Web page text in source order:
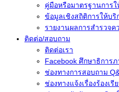
คู่มือหรือมาตรฐานการใ
ข้อมูลเชิงสถิติการให้บริ
รายงานผลการสำรวจค
ติดต่อ/สอบถาม
ติดต่อเรา
Facebook ศึกษาธิการภ
ช่องทางการสอบถาม
ช่องทางแจ้งเรื่องร้องเ